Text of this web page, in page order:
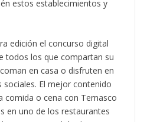
estos establecimientos y
edición el concurso digital
todos los que compartan su
en casa o disfruten en
El mejor contenido
comida o cena con Ternasco
en uno de los restaurantes